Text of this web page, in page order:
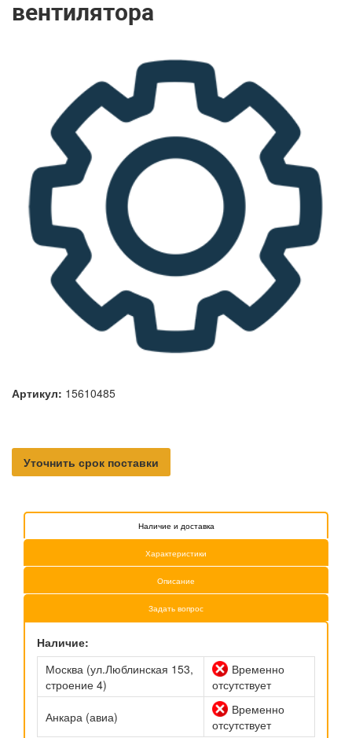
вентилятора
Артикул: 15610485
Уточнить срок поставки
Наличие и доставка
Характеристики
Описание
Задать вопрос
Наличие:
Москва (ул.Люблинская 153,
строение 4)
Временно
отсутствует
Анкара (авиа)
Временно
отсутствует